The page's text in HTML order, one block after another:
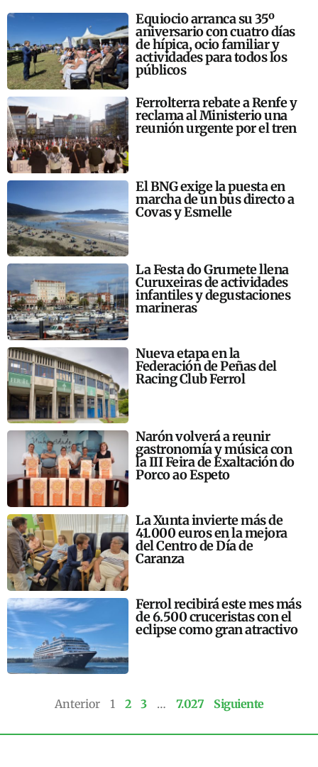
Equiocio arranca su 35º
aniversario con cuatro días
de hípica, ocio familiar y
actividades para todos los
públicos
Ferrolterra rebate a Renfe y
reclama al Ministerio una
reunión urgente por el tren
El BNG exige la puesta en
marcha de un bus directo a
Covas y Esmelle
La Festa do Grumete llena
Curuxeiras de actividades
infantiles y degustaciones
marineras
Nueva etapa en la
Federación de Peñas del
Racing Club Ferrol
Narón volverá a reunir
gastronomía y música con
la III Feira de Exaltación do
Porco ao Espeto
La Xunta invierte más de
41.000 euros en la mejora
del Centro de Día de
Caranza
Ferrol recibirá este mes más
de 6.500 cruceristas con el
eclipse como gran atractivo
Anterior 1 2 3 … 7.027 Siguiente